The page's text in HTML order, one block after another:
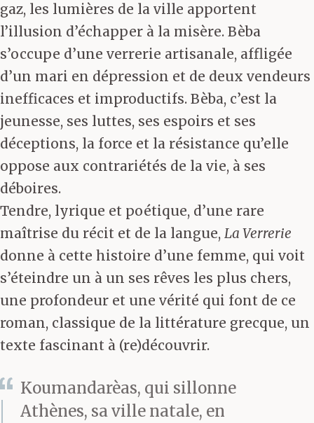
gaz, les lumières de la ville apportent
l’illusion d’échapper à la misère. Bèba
s’occupe d’une verrerie artisanale, affligée
d’un mari en dépression et de deux vendeurs
inefficaces et improductifs. Bèba, c’est la
jeunesse, ses luttes, ses espoirs et ses
déceptions, la force et la résistance qu’elle
oppose aux contrariétés de la vie, à ses
déboires.
Tendre, lyrique et poétique, d’une rare
maîtrise du récit et de la langue, La Verrerie
donne à cette histoire d’une femme, qui voit
s’éteindre un à un ses rêves les plus chers,
une profondeur et une vérité qui font de ce
roman, classique de la littérature grecque, un
texte fascinant à (re)découvrir.
Koumandarèas, qui sillonne
Athènes, sa ville natale, en